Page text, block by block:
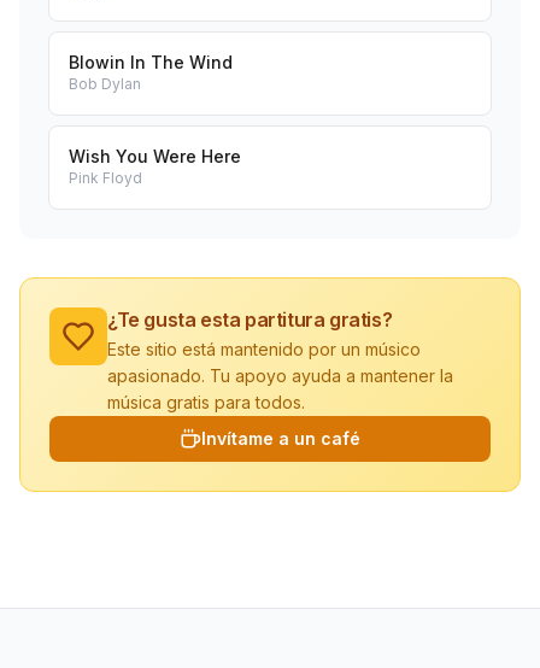
Blowin In The Wind
Bob Dylan
Wish You Were Here
Pink Floyd
¿Te gusta esta partitura gratis?
Este sitio está mantenido por un músico
apasionado. Tu apoyo ayuda a mantener la
música gratis para todos.
Invítame a un café